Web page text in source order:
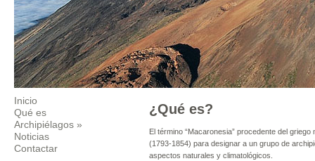
Inicio
Qué es
Archipiélagos »
Noticias
Contactar
¿Qué es?
El término “Macaronesia” procedente del
(1793-1854) para designar a un grupo de
aspectos naturales y climatológicos.